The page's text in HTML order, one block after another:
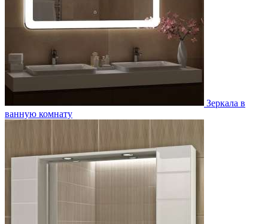
Зеркала в
ванную комнату